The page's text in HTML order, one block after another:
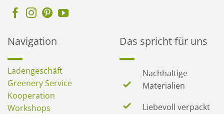
Navigation
Ladengeschäft
Greenery Service
Kooperation
Workshops
Das spricht für uns
Nachhaltige
Materialien
Liebevoll verpackt